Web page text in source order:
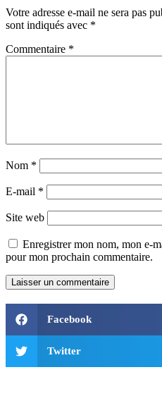
Votre adresse e-mail ne sera pas
sont indiqués avec *
Commentaire *
Nom *
E-mail *
Site web
Enregistrer mon nom, mon e-
pour mon prochain commentaire.
Facebook
Twitter